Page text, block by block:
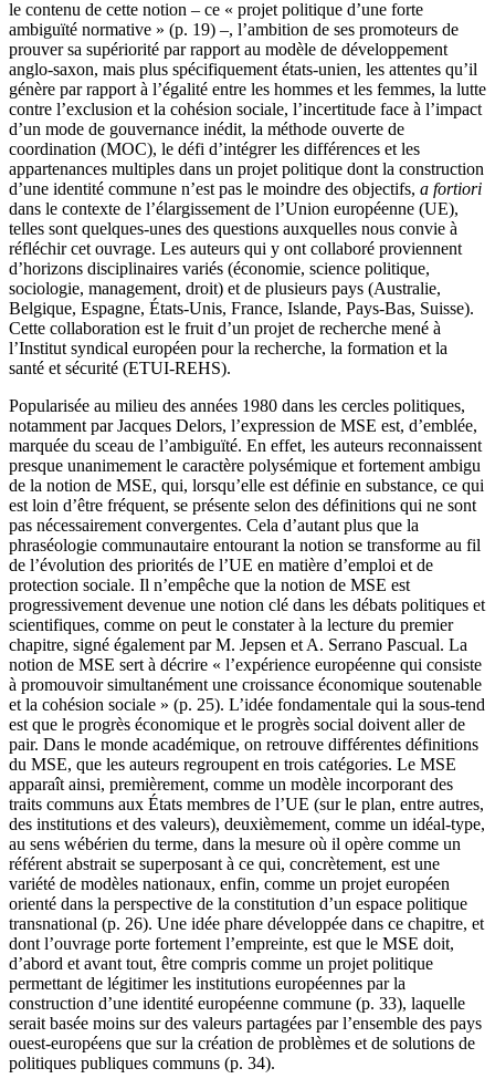
le contenu de cette notion – ce « projet politique d’une forte
ambiguïté normative » (p. 19) –, l’ambition de ses promoteurs de
prouver sa supériorité par rapport au modèle de développement
anglo-saxon, mais plus spécifiquement états-unien, les attentes qu’il
génère par rapport à l’égalité entre les hommes et les femmes, la lutte
contre l’exclusion et la cohésion sociale, l’incertitude face à l’impact
d’un mode de gouvernance inédit, la méthode ouverte de
coordination (MOC), le défi d’intégrer les différences et les
appartenances multiples dans un projet politique dont la construction
d’une identité commune n’est pas le moindre des objectifs, a fortiori
dans le contexte de l’élargissement de l’Union européenne (UE),
telles sont quelques-unes des questions auxquelles nous convie à
réfléchir cet ouvrage. Les auteurs qui y ont collaboré proviennent
d’horizons disciplinaires variés (économie, science politique,
sociologie, management, droit) et de plusieurs pays (Australie,
Belgique, Espagne, États-Unis, France, Islande, Pays-Bas, Suisse).
Cette collaboration est le fruit d’un projet de recherche mené à
l’Institut syndical européen pour la recherche, la formation et la
santé et sécurité (ETUI-REHS).
Popularisée au milieu des années 1980 dans les cercles politiques,
notamment par Jacques Delors, l’expression de MSE est, d’emblée,
marquée du sceau de l’ambiguïté. En effet, les auteurs reconnaissent
presque unanimement le caractère polysémique et fortement ambigu
de la notion de MSE, qui, lorsqu’elle est définie en substance, ce qui
est loin d’être fréquent, se présente selon des définitions qui ne sont
pas nécessairement convergentes. Cela d’autant plus que la
phraséologie communautaire entourant la notion se transforme au fil
de l’évolution des priorités de l’UE en matière d’emploi et de
protection sociale. Il n’empêche que la notion de MSE est
progressivement devenue une notion clé dans les débats politiques et
scientifiques, comme on peut le constater à la lecture du premier
chapitre, signé également par M. Jepsen et A. Serrano Pascual. La
notion de MSE sert à décrire « l’expérience européenne qui consiste
à promouvoir simultanément une croissance économique soutenable
et la cohésion sociale » (p. 25). L’idée fondamentale qui la sous-tend
est que le progrès économique et le progrès social doivent aller de
pair. Dans le monde académique, on retrouve différentes définitions
du MSE, que les auteurs regroupent en trois catégories. Le MSE
apparaît ainsi, premièrement, comme un modèle incorporant des
traits communs aux États membres de l’UE (sur le plan, entre autres,
des institutions et des valeurs), deuxièmement, comme un idéal-type,
au sens wébérien du terme, dans la mesure où il opère comme un
référent abstrait se superposant à ce qui, concrètement, est une
variété de modèles nationaux, enfin, comme un projet européen
orienté dans la perspective de la constitution d’un espace politique
transnational (p. 26). Une idée phare développée dans ce chapitre, et
dont l’ouvrage porte fortement l’empreinte, est que le MSE doit,
d’abord et avant tout, être compris comme un projet politique
permettant de légitimer les institutions européennes par la
construction d’une identité européenne commune (p. 33), laquelle
serait basée moins sur des valeurs partagées par l’ensemble des pays
ouest-européens que sur la création de problèmes et de solutions de
politiques publiques communs (p. 34).